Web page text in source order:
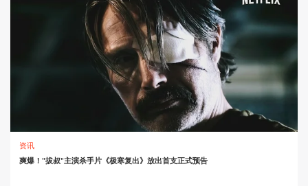
资讯
爽爆！"拔叔"主演杀手片《极寒复出》放出首支正式预告